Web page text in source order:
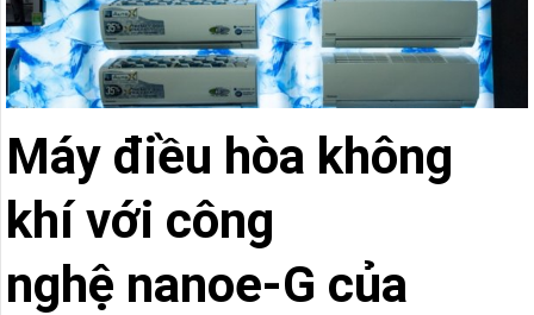
Máy điều hòa không
khí với công
nghệ nanoe-G của